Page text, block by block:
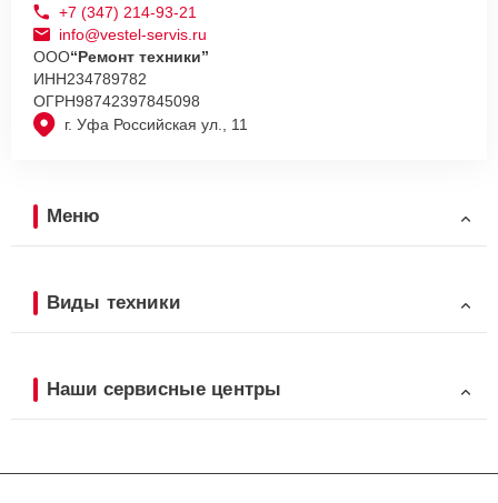
г. Уфа Российская ул., 11
+7 (347) 214-93-21
info@vestel-servis.ru
ООО“Ремонт техники”
ИНН234789782
ОГРН98742397845098
Меню
Виды техники
Наши сервисные центры